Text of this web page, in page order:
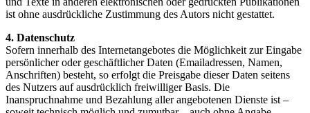
ist ohne ausdrückliche Zustimmung des Autors nicht gestattet.
4. Datenschutz
Sofern innerhalb des Internetangebotes die Möglichkeit zur Eingabe
persönlicher oder geschäftlicher Daten (Emailadressen, Namen,
Anschriften) besteht, so erfolgt die Preisgabe dieser Daten seitens
des Nutzers auf ausdrücklich freiwilliger Basis. Die
Inanspruchnahme und Bezahlung aller angebotenen Dienste ist –